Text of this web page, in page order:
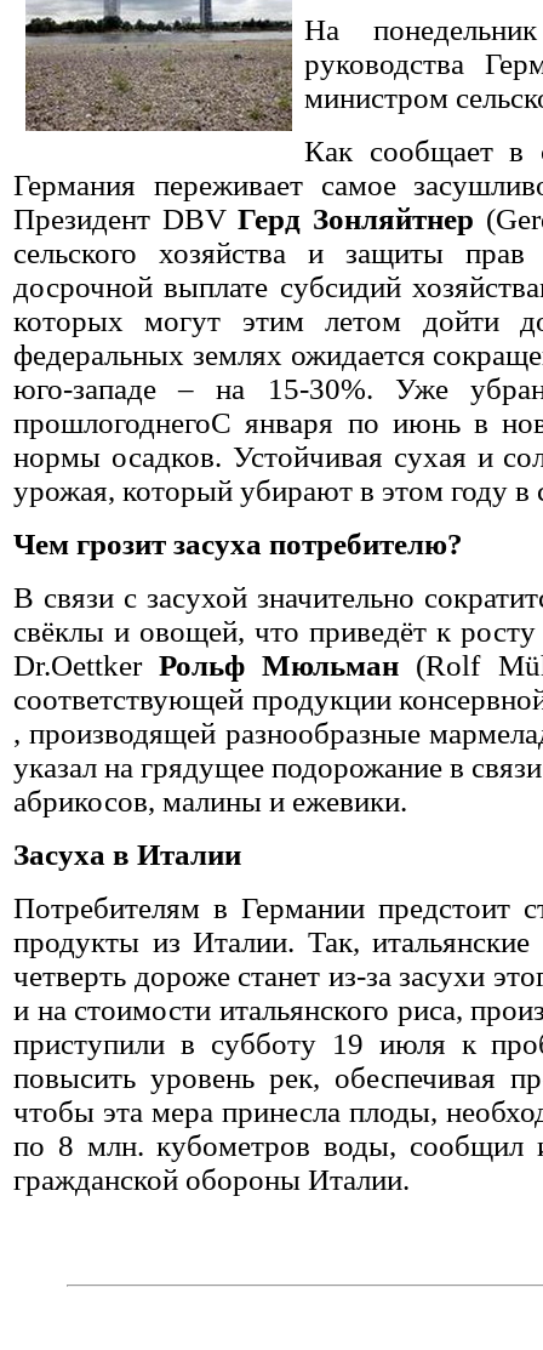
На
руководства
министром
Как сообщает в
Германия переживает самое
Президент DBVГерд Зонляйтнер
сельского хозяйства и защиты
досрочной выплате субсидий
которых могут этим летом дойти
федеральных землях ожидается
юго-западе – на 15-30%. Уже
прошлогоднегоС января по июнь в
нормы осадков. Устойчивая сухая и
урожая, который убирают в этом году в
Чем грозит засуха потребителю?
В связи с засухой значительно
свёклы и овощей, что приведёт к
Dr.OettkerРольф Мюльман (Rolf
соответствующей продукции
, производящей разнообразные
указал на грядущее подорожание в
абрикосов, малины и ежевики.
Засуха в Италии
Потребителям в Германии предстоит
продукты из Италии. Так,
четверть дороже станет из-за засухи
и на стоимости итальянского риса,
приступили в субботу 19 июля к
повысить уровень рек, обеспечивая
чтобы эта мера принесла плоды,
по 8 млн. кубометров воды, сообщил
гражданской обороны Италии.